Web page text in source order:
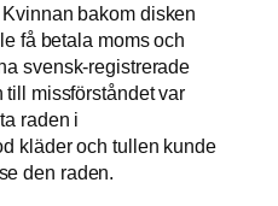
bakom disken
få betala moms och
svensk-registrerade
till missförståndet var
raden i
kläder och tullen kunde
den raden.